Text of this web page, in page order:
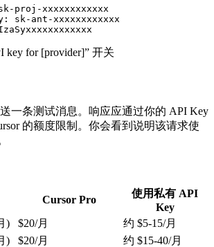
proj-xxxxxxxxxxxx
sk-ant-xxxxxxxxxxxx
key for [provider]” 开关
一条测试消息。响应应通过你的 API Key
的额度限制。你会看到说明该请求使
Cursor Pro
使用私有 API
Key
)
$20/月
约 $5-15/月
)
$20/月
约 $15-40/月